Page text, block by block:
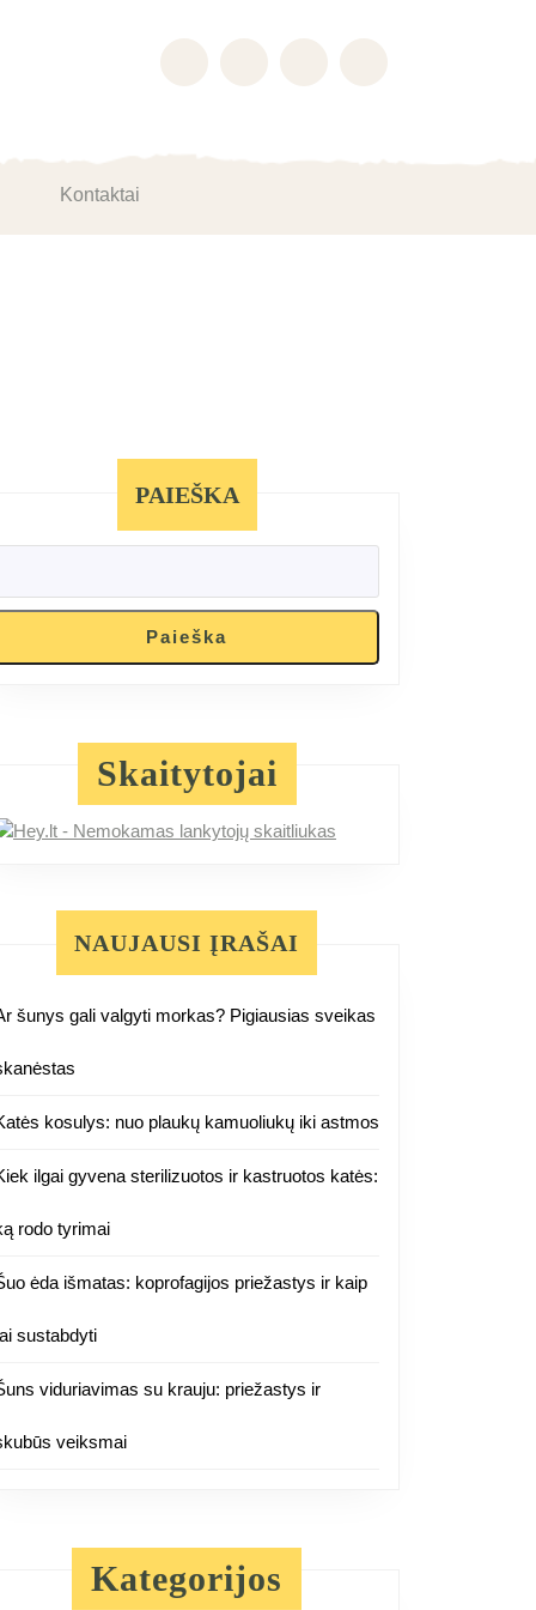
Kontaktai
PAIEŠKA
Paieška
Skaitytojai
NAUJAUSI ĮRAŠAI
šunys gali valgyti morkas? Pigiausias sveikas
kosulys: nuo plaukų kamuoliukų iki astmos
ilgai gyvena sterilizuotos ir kastruotos katės:
rodo tyrimai
ėda išmatas: koprofagijos priežastys ir kaip
sustabdyti
viduriavimas su krauju: priežastys ir
veiksmai
Kategorijos